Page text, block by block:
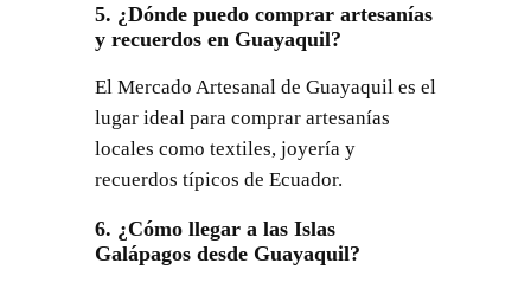
5. ¿Dónde puedo comprar artesanías
y recuerdos en Guayaquil?
El Mercado Artesanal de Guayaquil es el
lugar ideal para comprar artesanías
locales como textiles, joyería y
recuerdos típicos de Ecuador.
6. ¿Cómo llegar a las Islas
Galápagos desde Guayaquil?